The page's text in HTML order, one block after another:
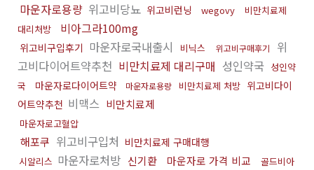
마운자로용량 위고비당뇨 위고비런닝 wegovy
비만치료제
대리처방
비아그라100mg
위고비구입후기 마운자로국내출시 비닉스 위고비구매후기
위
고비다이어트약추천 비만치료제 대리구매 성인약국 성인약
국
마운자로다이어트약 마운자로용량 비만치료제 처방 위고비다이
어트약추천 비맥스 비만치료제
마운자로고혈압
해포쿠 위고비구입처 비만치료제 구매대행
시알리스 마운자로처방 신기환 마운자로 가격 비교
골드비아